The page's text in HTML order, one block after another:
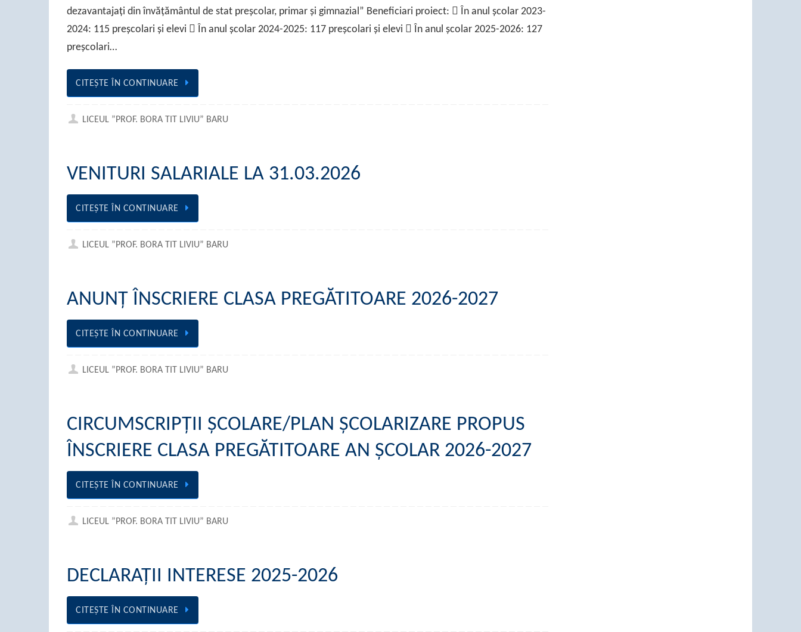
dezavantajați din învățământul de stat preșcolar, primar și gimnazial” Beneficiari proiect:  În anul școlar 2023-
2024: 115 preșcolari și elevi  În anul școlar 2024-2025: 117 preșcolari și elevi  În anul școlar 2025-2026: 127
preșcolari…
CITEŞTE ÎN CONTINUARE
LICEUL ”PROF. BORA TIT LIVIU” BARU
VENITURI SALARIALE LA 31.03.2026
CITEŞTE ÎN CONTINUARE
LICEUL ”PROF. BORA TIT LIVIU” BARU
ANUNȚ ÎNSCRIERE CLASA PREGĂTITOARE 2026-2027
CITEŞTE ÎN CONTINUARE
LICEUL ”PROF. BORA TIT LIVIU” BARU
CIRCUMSCRIPȚII ȘCOLARE/PLAN ȘCOLARIZARE PROPUS
ÎNSCRIERE CLASA PREGĂTITOARE AN ȘCOLAR 2026-2027
CITEŞTE ÎN CONTINUARE
LICEUL ”PROF. BORA TIT LIVIU” BARU
DECLARAȚII INTERESE 2025-2026
CITEŞTE ÎN CONTINUARE